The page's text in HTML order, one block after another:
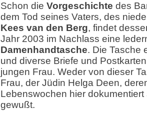
Schon die Vorgeschichte des
dem Tod seines Vaters, des
Kees van den Berg, findet
Jahr 2003 im Nachlass eine
Damenhandtasche. Die Tasche
und diverse Briefe und
jungen Frau. Weder von dieser
Frau, der Jüdin Helga Deen,
Lebenswochen hier
gewußt.